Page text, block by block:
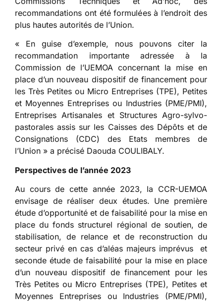
recommandations ont été formulées à l’endroit des
plus hautes autorités de l’Union.
« En guise d’exemple, nous pouvons citer la
recommandation importante adressée à la
Commission de l’UEMOA concernant la mise en
place d’un nouveau dispositif de financement pour
les Très Petites ou Micro Entreprises (TPE), Petites
et Moyennes Entreprises ou Industries (PME/PMI),
Entreprises Artisanales et Structures Agro-sylvo-
pastorales assis sur les Caisses des Dépôts et de
Consignations (CDC) des Etats membres de
l’Union » a précisé Daouda COULIBALY.
Perspectives de l’année 2023
Au cours de cette année 2023, la CCR-UEMOA
envisage de réaliser deux études. Une première
étude d’opportunité et de faisabilité pour la mise en
place du fonds structurel régional de soutien, de
stabilisation, de relance et de reconstruction du
secteur privé en cas d’aléas majeurs imprévus et
seconde étude de faisabilité pour la mise en place
d’un nouveau dispositif de financement pour les
Très Petites ou Micro Entreprises (TPE), Petites et
Moyennes Entreprises ou Industries (PME/PMI),